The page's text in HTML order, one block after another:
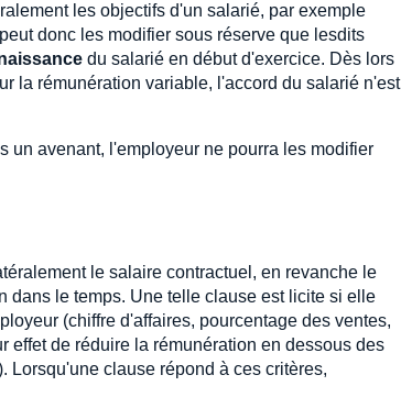
les objectifs d'un salarié, par exemple
donc les modifier sous réserve que lesdits
du salarié en début d'exercice. Dès lors
la rémunération variable, l'accord du salarié n'est
un avenant, l'employeur ne pourra les modifier
le salaire contractuel, en revanche le
dans le temps. Une telle clause est licite si elle
(chiffre d'affaires, pourcentage des ventes,
effet de réduire la rémunération en dessous des
Lorsqu'une clause répond à ces critères,